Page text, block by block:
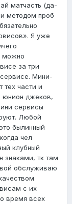
матчасть (да-
методом проб
Я уже
можно
за три
Мини-
тех части и
юнион джеков,
сервисы
Любой
былинный
чел
клубный
знаками, тк там
обслуживаю
с их
время всех